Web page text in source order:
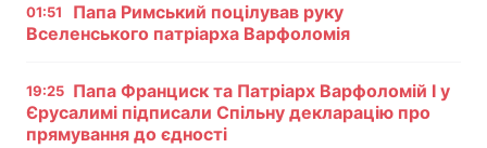
01:51
Папа Римський поцілував руку
Вселенського патріарха Варфоломія
19:25 Папа Франциск та Патріарх Варфоломій І у
Єрусалимі підписали Спільну декларацію про
прямування до єдності